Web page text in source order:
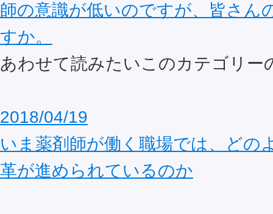
師の意識が低いのですが、皆さん
すか。
あわせて読みたいこのカテゴリー
2018/04/19
いま薬剤師が働く職場では、どの
革が進められているのか